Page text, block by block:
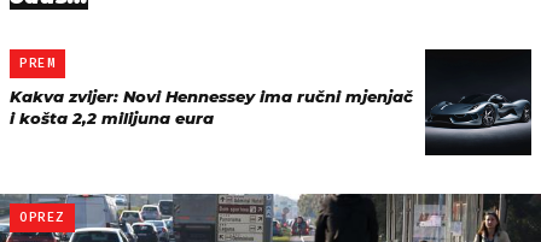
PREM
Kakva zvijer: Novi Hennessey ima ručni mjenjač
i košta 2,2 milijuna eura
OPREZ